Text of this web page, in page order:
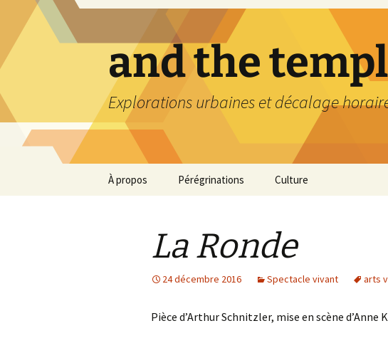
contenu
and the
Explorations urbaines et décalage
À propos Pérégrinations Culture
La Ronde
24 décembre 2016 Spectacle vivant arts
Pièce d’Arthur Schnitzler, mise en scène d’Anne